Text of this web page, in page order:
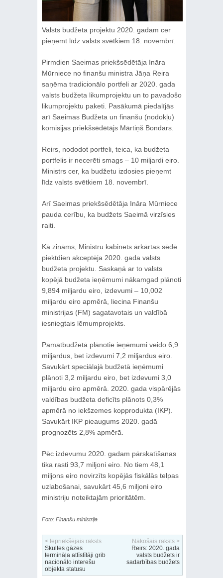
Valsts budžeta projektu 2020. gadam cer
pieņemt līdz valsts svētkiem 18. novembrī.
Pirmdien Saeimas priekšsēdētāja Ināra
Mūrniece no finanšu ministra Jāņa Reira
saņēma tradicionālo portfeli ar 2020. gada
valsts budžeta likumprojektu un to pavadošo
likumprojektu paketi. Pasākumā piedalījās
arī Saeimas Budžeta un finanšu (nodokļu)
komisijas priekšsēdētājs Mārtiņš Bondars.
Reirs, nododot portfeli, teica, ka budžeta
portfelis ir necerēti smags – 10 miljardi eiro.
Ministrs cer, ka budžetu izdosies pieņemt
līdz valsts svētkiem 18. novembrī.
Arī Saeimas priekšsēdētāja Ināra Mūrniece
pauda cerību, ka budžets Saeimā virzīsies
raiti.
Kā zināms, Ministru kabinets ārkārtas sēdē
piektdien akceptēja 2020. gada valsts
budžeta projektu. Saskaņā ar to valsts
kopējā budžeta ieņēmumi nākamgad plānoti
9,894 miljardu eiro, izdevumi – 10,002
miljardu eiro apmērā, liecina Finanšu
ministrijas (FM) sagatavotais un valdībā
iesniegtais lēmumprojekts.
Pamatbudžetā plānotie ieņēmumi veido 6,9
miljardus, bet izdevumi 7,2 miljardus eiro.
Savukārt speciālajā budžetā ieņēmumi
plānoti 3,2 miljardu eiro, bet izdevumi 3,0
miljardu eiro apmērā. 2020. gada vispārējās
valdības budžeta deficīts plānots 0,3%
apmērā no iekšzemes kopprodukta (IKP).
Savukārt IKP pieaugums 2020. gadā
prognozēts 2,8% apmērā.
Pēc izdevumu 2020. gadam pārskatīšanas
tika rasti 93,7 miljoni eiro. No tiem 48,1
miljons eiro novirzīts kopējās fiskālās telpas
uzlabošanai, savukārt 45,6 miljoni eiro
ministriju noteiktajām prioritātēm.
Foto: Finanšu ministrija
< Iepriekšējais raksts
Skultes gāzes
termināļa attīstītāji grib
nacionālo interešu
objekta statusu
Nākošais raksts >
Reirs: 2020. gada
valsts budžets ir
sadarbības budžets